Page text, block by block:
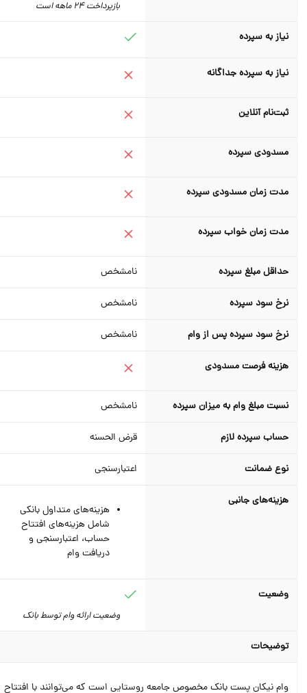
بازپرداخت 24 ماهه است
نیاز به سپرده
نیاز به سپرده جداگانه
ثبت‌نام آنلاین
مسدودی سپرده
مدت زمان مسدودی سپرده
مدت زمان خواب سپرده
حداقل مبلغ سپرده نامشخص
نرخ سود سپرده نامشخص
نرخ سود سپرده پس از وام نامشخص
هزینه فرصت مسدودی
نسبت مبلغ وام به میزان سپرده نامشخص
حساب سپرده لازم قرض الحسنه
نوع ضمانت اعتبارسنجی
هزینه‌های جانبی
هزینه‌های متداول بانکی
شامل هزینه‌های افتتاح
حساب، اعتبارسنجی و
دریافت وام
وضعیت
وضعیت ارائه وام توسط بانک
توضیحات
وام نیکان پست بانک مخصوص جامعه روستایی است که می‌توانند با افتتاح